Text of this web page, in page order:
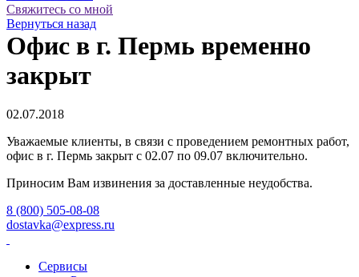
Свяжитесь со мной
Вернуться назад
Офис в г. Пермь временно
закрыт
02.07.2018
Уважаемые клиенты, в связи с проведением ремонтных работ,
офис в г. Пермь закрыт с 02.07 по 09.07 включительно.
Приносим Вам извинения за доставленные неудобства.
8 (800) 505-08-08
dostavka@express.ru
Сервисы